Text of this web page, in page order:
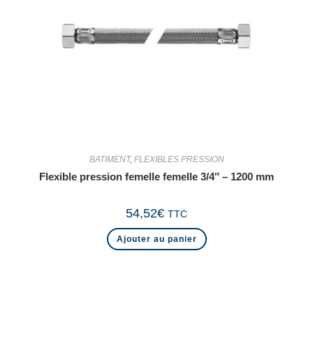
BATIMENT, FLEXIBLES PRESSION
Flexible pression femelle femelle 3/4″ – 1200 mm
54,52€ TTC
Ajouter au panier